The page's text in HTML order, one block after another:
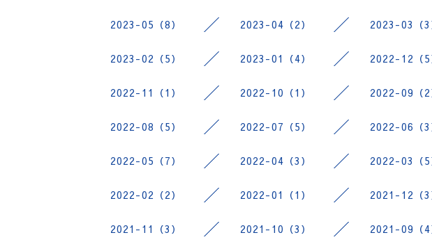
2023-05（8） 2023-04（2） 2023-03（3
2023-02（5） 2023-01（4） 2022-12（5
2022-11（1） 2022-10（1） 2022-09（2
2022-08（5） 2022-07（5） 2022-06（3
2022-05（7） 2022-04（3） 2022-03（5
2022-02（2） 2022-01（1） 2021-12（3
2021-11（3） 2021-10（3） 2021-09（4